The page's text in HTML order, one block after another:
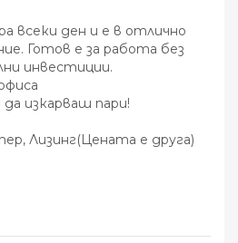
всеки ден и е в отлично
Готов е за работа без
инвестиции.
изкарваш пари!
Лизинг(Цената е друга)